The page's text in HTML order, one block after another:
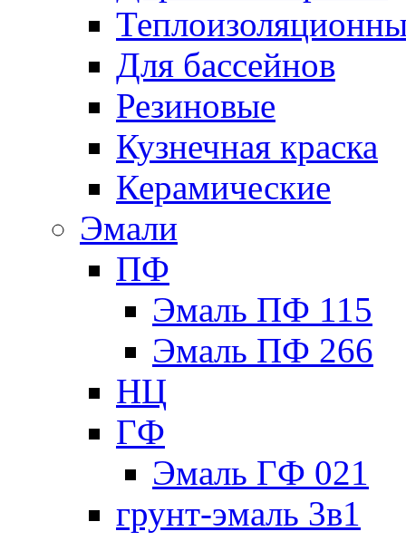
Для бассейнов
Резиновые
Кузнечная краска
Керамические
Эмали
ПФ
Эмаль ПФ 115
Эмаль ПФ 266
НЦ
ГФ
Эмаль ГФ 021
грунт-эмаль 3в1